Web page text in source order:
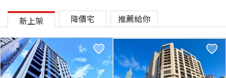
新上架 降價宅 推薦給你